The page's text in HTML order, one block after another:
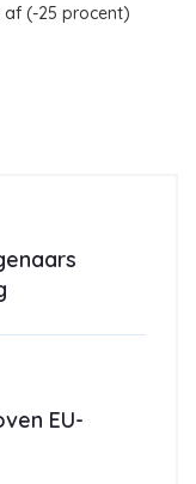
af (-25 procent)
EU-